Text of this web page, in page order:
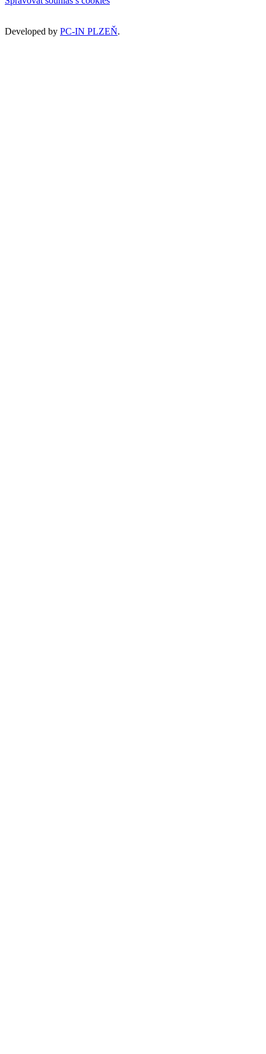
Developed by PC-IN PLZEŇ.